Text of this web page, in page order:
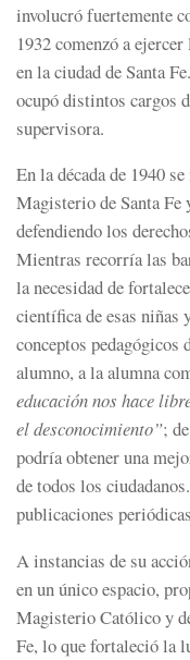
involucró fuertemente
1932 comenzó a
en la ciudad de Santa
ocupó distintos cargos
supervisora.
En la década de 1940
Magisterio de Santa Fe
defendiendo los
Mientras recorría las
la necesidad de
científica de esas niñas
conceptos pedagógicos
alumno, a la alumna
educación nos hace
el desconocimiento”;
podría obtener una
de todos los
publicaciones
A instancias de su
en un único espacio,
Magisterio Católico y
Fe, lo que fortaleció la